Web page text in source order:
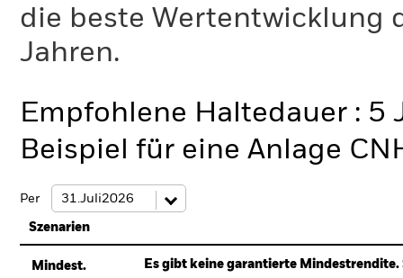
die beste Wertentwicklung
Jahren.
Empfohlene Haltedauer : 5
Beispiel für eine Anlage
Per
Szenarien
Mindest. Es gibt keine garantierte